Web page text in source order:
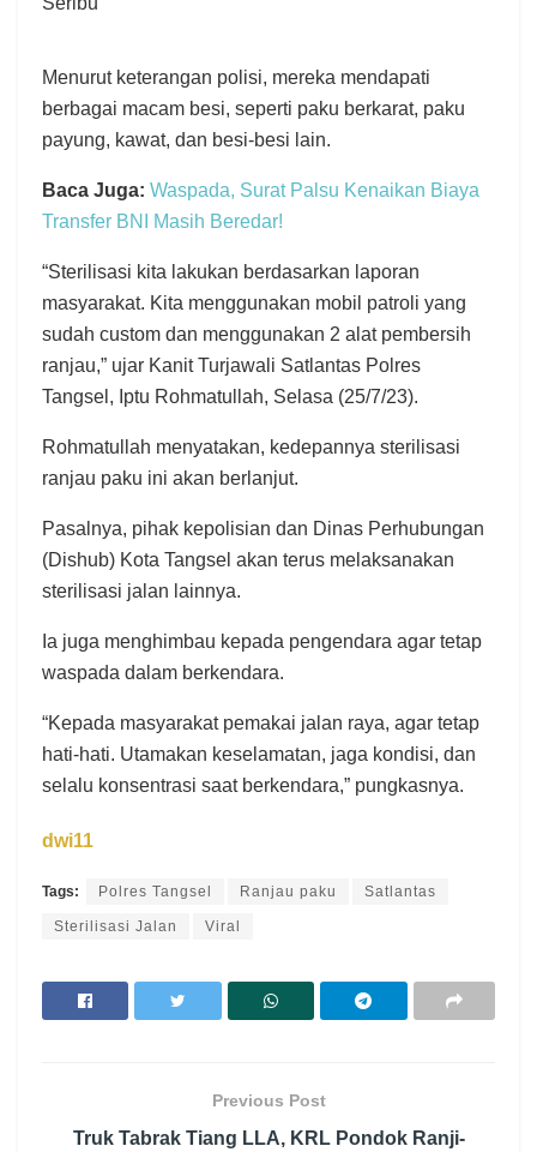
Menurut keterangan polisi, mereka mendapati
berbagai macam besi, seperti paku berkarat, paku
payung, kawat, dan besi-besi lain.
Baca Juga: Waspada, Surat Palsu Kenaikan Biaya
Transfer BNI Masih Beredar!
“Sterilisasi kita lakukan berdasarkan laporan
masyarakat. Kita menggunakan mobil patroli yang
sudah custom dan menggunakan 2 alat pembersih
ranjau,” ujar Kanit Turjawali Satlantas Polres
Tangsel, Iptu Rohmatullah, Selasa (25/7/23).
Rohmatullah menyatakan, kedepannya sterilisasi
ranjau paku ini akan berlanjut.
Pasalnya, pihak kepolisian dan Dinas Perhubungan
(Dishub) Kota Tangsel akan terus melaksanakan
sterilisasi jalan lainnya.
Ia juga menghimbau kepada pengendara agar tetap
waspada dalam berkendara.
“Kepada masyarakat pemakai jalan raya, agar tetap
hati-hati. Utamakan keselamatan, jaga kondisi, dan
selalu konsentrasi saat berkendara,” pungkasnya.
dwi11
Tags: Polres Tangsel Ranjau paku Satlantas
Sterilisasi Jalan Viral
Previous Post
Truk Tabrak Tiang LLA, KRL Pondok Ranji-